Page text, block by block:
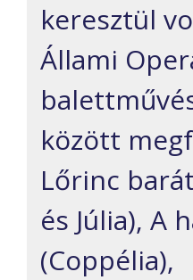
keresztül
Állami
között
Lőrinc
és Júlia), A
(Coppélia),